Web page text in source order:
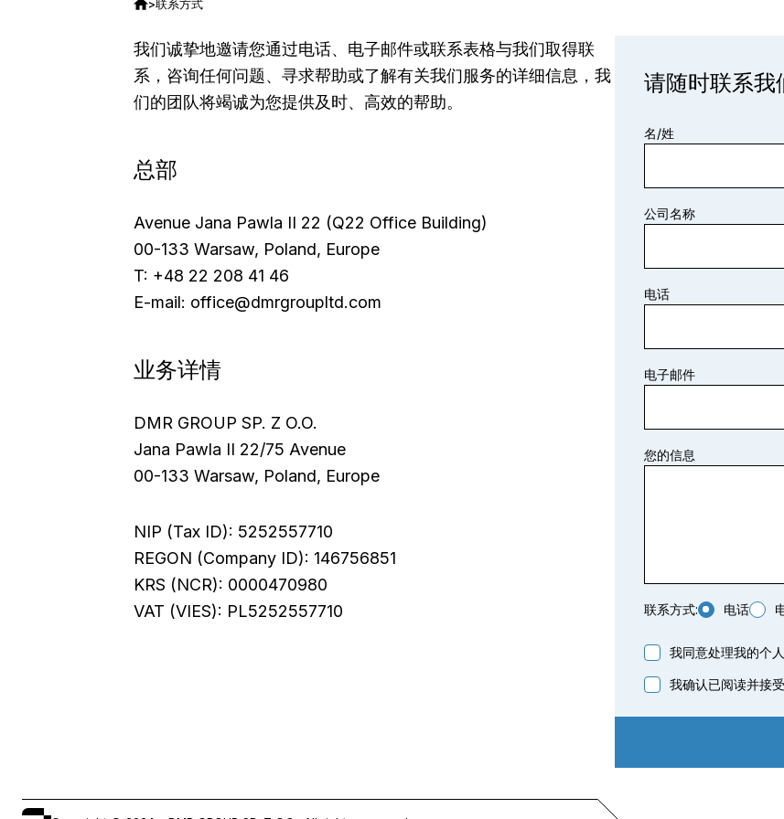
>联系方式
我们诚挚地邀请您通过电话、电子邮件或联系表格与我们取得联
系，咨询任何问题、寻求帮助或了解有关我们服务的详细信息，我
们的团队将竭诚为您提供及时、高效的帮助。
总部
Avenue Jana Pawla II 22 (Q22 Office Building)
00-133 Warsaw, Poland, Europe
T: +48 22 208 41 46
E-mail: office@dmrgroupltd.com
业务详情
DMR GROUP SP. Z O.O.
Jana Pawla II 22/75 Avenue
00-133 Warsaw, Poland, Europe
NIP (Tax ID): 5252557710
REGON (Company ID): 146756851
KRS (NCR): 0000470980
VAT (VIES): PL5252557710
请随时联系我
名/姓
公司名称
电话
电子邮件
您的信息
联系方式: 电话
我同意处理我的个
我确认已阅读并接受